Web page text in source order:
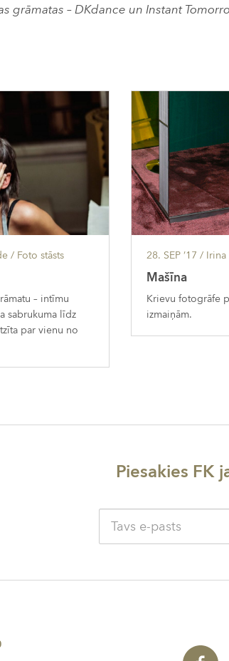
grāmatas – DKdance un Instant
/ Foto stāsts
– intīmu
sabrukuma līdz
par vienu no
28. SEP ’17 / Irina
Mašīna
Krievu fotogrāfe
izmaiņām.
Piesakies FK